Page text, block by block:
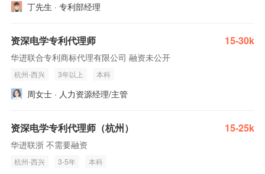
丁先生 · 专利部经理
资深电学专利代理师 15-30k
华进联合专利商标代理有限公司 融资未公开
杭州-西兴 3年以上 本科
周女士 · 人力资源经理/主管
资深电学专利代理师（杭州） 15-25k
华进联浙 不需要融资
杭州-西兴 3-5年 本科